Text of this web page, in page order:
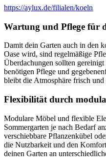
https://aylux.de/filialen/koeln
Wartung und Pflege für
Damit dein Garten auch in den
Oase wird, sind regelmäßige
Überdachungen sollten
benötigen Pflege und
bleibt die Atmosphäre frisch und
Flexibilität durch
Modulare Möbel und flexible
Sommergarten je nach Bedarf
verschiebbare Pflanzenkübel
die Nutzbarkeit und den
deinen Garten an